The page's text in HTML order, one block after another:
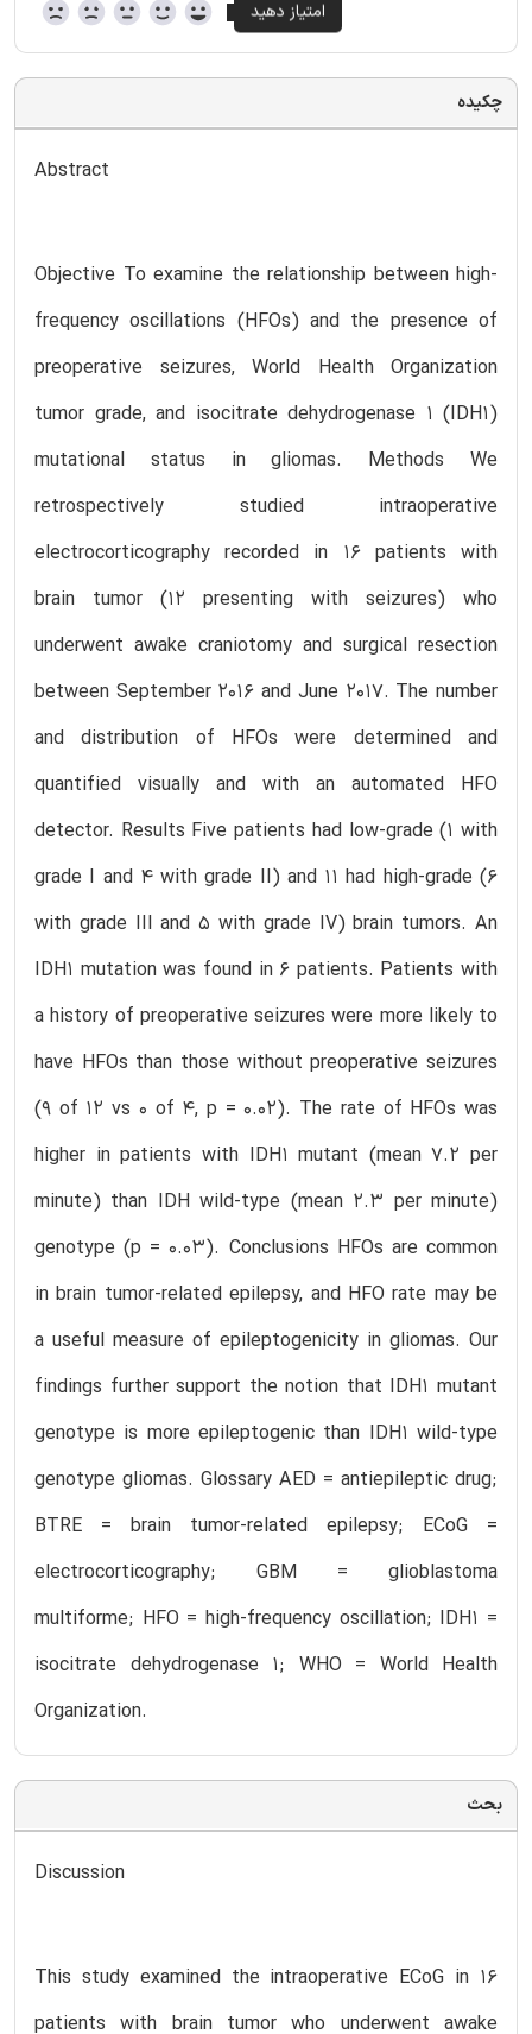
چکیده
Abstract
Objective To examine the relationship between high-
frequency oscillations (HFOs) and the presence of
preoperative seizures, World Health Organization
tumor grade, and isocitrate dehydrogenase 1 (IDH1)
mutational status in gliomas. Methods We
retrospectively studied intraoperative
electrocorticography recorded in 16 patients with
brain tumor (12 presenting with seizures) who
underwent awake craniotomy and surgical resection
between September 2016 and June 2017. The number
and distribution of HFOs were determined and
quantified visually and with an automated HFO
detector. Results Five patients had low-grade (1 with
grade I and 4 with grade II) and 11 had high-grade (6
with grade III and 5 with grade IV) brain tumors. An
IDH1 mutation was found in 6 patients. Patients with
a history of preoperative seizures were more likely to
have HFOs than those without preoperative seizures
(9 of 12 vs 0 of 4, p = 0.02). The rate of HFOs was
higher in patients with IDH1 mutant (mean 7.2 per
minute) than IDH wild-type (mean 2.3 per minute)
genotype (p = 0.03). Conclusions HFOs are common
in brain tumor-related epilepsy, and HFO rate may be
a useful measure of epileptogenicity in gliomas. Our
findings further support the notion that IDH1 mutant
genotype is more epileptogenic than IDH1 wild-type
genotype gliomas. Glossary AED = antiepileptic drug;
BTRE = brain tumor-related epilepsy; ECoG =
electrocorticography; GBM = glioblastoma
multiforme; HFO = high-frequency oscillation; IDH1 =
isocitrate dehydrogenase 1; WHO = World Health
Organization.
بحث
Discussion
This study examined the intraoperative ECoG in 16
patients with brain tumor who underwent awake